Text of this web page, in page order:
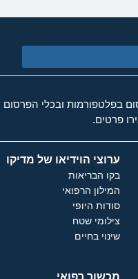
בפלטפורמות ובכלי הפרסום
פרטים.
ערוצי הוידיאו של מדיקו
בקו הבריאות
המילון הרפואי
סודות היופי
צילומי שטח
שינוי בחיים